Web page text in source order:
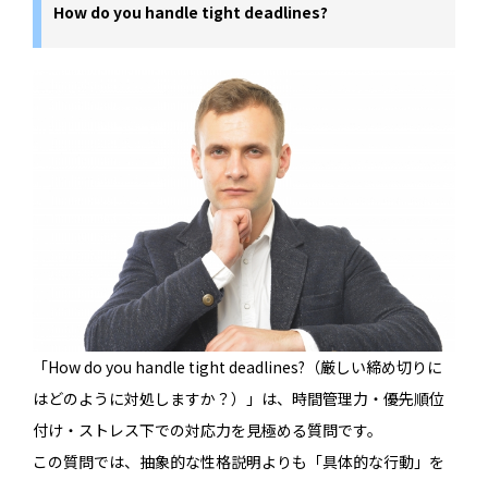
How do you handle tight deadlines?
「How do you handle tight deadlines?（厳しい締め切りに
はどのように対処しますか？）」は、時間管理力・優先順位
付け・ストレス下での対応力を見極める質問です。
この質問では、抽象的な性格説明よりも「具体的な行動」を